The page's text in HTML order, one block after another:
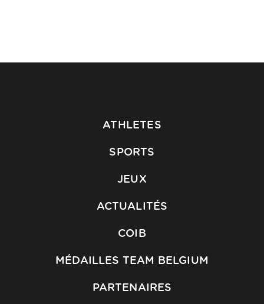
ATHLETES
SPORTS
JEUX
ACTUALITÉS
COIB
MÉDAILLES TEAM BELGIUM
PARTENAIRES